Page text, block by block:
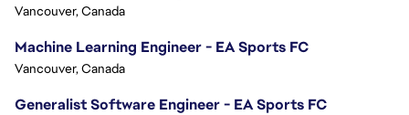
Vancouver, Canada
Machine Learning Engineer - EA Sports FC
Vancouver, Canada
Generalist Software Engineer - EA Sports FC